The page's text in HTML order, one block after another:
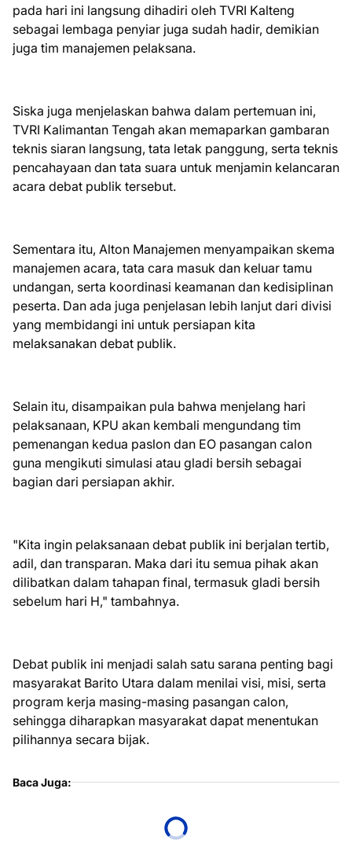
pada hari ini langsung dihadiri oleh TVRI Kalteng
sebagai lembaga penyiar juga sudah hadir, demikian
juga tim manajemen pelaksana.
Siska juga menjelaskan bahwa dalam pertemuan ini,
TVRI Kalimantan Tengah akan memaparkan gambaran
teknis siaran langsung, tata letak panggung, serta teknis
pencahayaan dan tata suara untuk menjamin kelancaran
acara debat publik tersebut.
Sementara itu, Alton Manajemen menyampaikan skema
manajemen acara, tata cara masuk dan keluar tamu
undangan, serta koordinasi keamanan dan kedisiplinan
peserta. Dan ada juga penjelasan lebih lanjut dari divisi
yang membidangi ini untuk persiapan kita
melaksanakan debat publik.
Selain itu, disampaikan pula bahwa menjelang hari
pelaksanaan, KPU akan kembali mengundang tim
pemenangan kedua paslon dan EO pasangan calon
guna mengikuti simulasi atau gladi bersih sebagai
bagian dari persiapan akhir.
"Kita ingin pelaksanaan debat publik ini berjalan tertib,
adil, dan transparan. Maka dari itu semua pihak akan
dilibatkan dalam tahapan final, termasuk gladi bersih
sebelum hari H," tambahnya.
Debat publik ini menjadi salah satu sarana penting bagi
masyarakat Barito Utara dalam menilai visi, misi, serta
program kerja masing-masing pasangan calon,
sehingga diharapkan masyarakat dapat menentukan
pilihannya secara bijak.
Baca Juga: